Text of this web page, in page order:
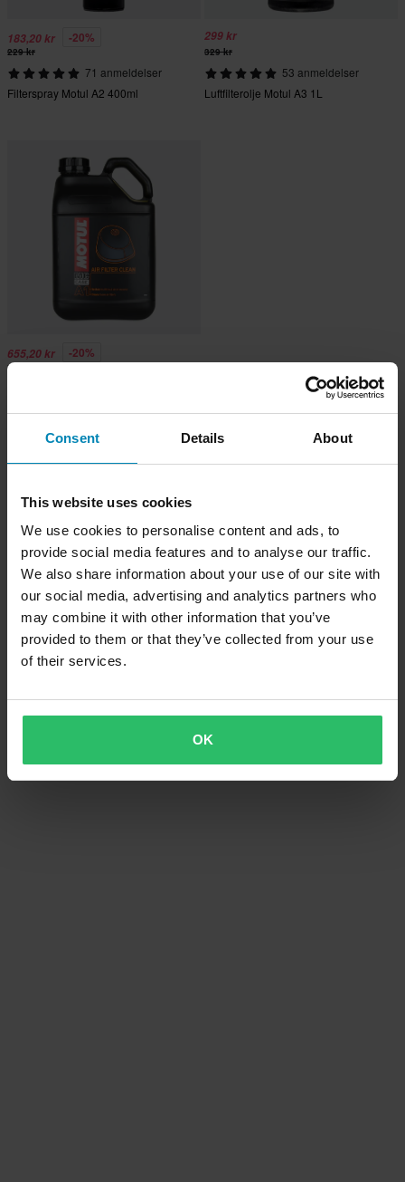
Consent Details About
This website uses cookies
We use cookies to personalise content and ads, to
provide social media features and to analyse our traffic.
We also share information about your use of our site with
our social media, advertising and analytics partners who
may combine it with other information that you’ve
provided to them or that they’ve collected from your use
of their services.
OK
183,20 kr -20%
229 kr
71 anmeldelser
Filterspray Motul A2 400ml
299 kr
329 kr
53 anmeldelser
Luftfilterolje Motul A3 1L
655,20 kr -20%
819 kr